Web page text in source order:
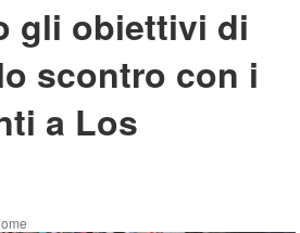
gli obiettivi di
scontro con i
a Los